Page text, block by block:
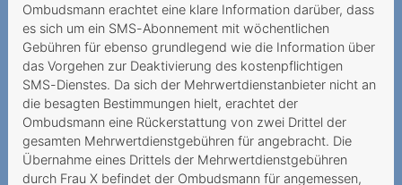
Ombudsmann erachtet eine klare Information darüber, dass
es sich um ein SMS-Abonnement mit wöchentlichen
Gebühren für ebenso grundlegend wie die Information über
das Vorgehen zur Deaktivierung des kostenpflichtigen
SMS-Dienstes. Da sich der Mehrwertdienstanbieter nicht an
die besagten Bestimmungen hielt, erachtet der
Ombudsmann eine Rückerstattung von zwei Drittel der
gesamten Mehrwertdienstgebühren für angebracht. Die
Übernahme eines Drittels der Mehrwertdienstgebühren
durch Frau X befindet der Ombudsmann für angemessen,
Kostenpflichtiger Wegzug
ins Ausland
Mehrwertdienste - SMS-
Abonnement
Falsches Keyword zur
Abmeldung